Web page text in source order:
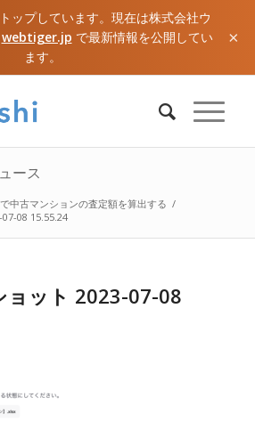
ップしています。現在は株式会社ウ
webtiger.jp で最新情報を公開してい
ます。
×
ース
中古マンションの査定額を算出する /
08 15.55.24
ョット 2023-07-08